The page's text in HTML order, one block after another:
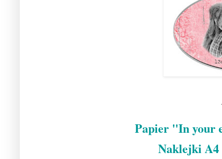
Papier "In your
Naklejki A4